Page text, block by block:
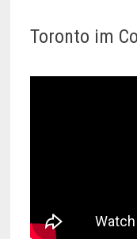
Toronto im